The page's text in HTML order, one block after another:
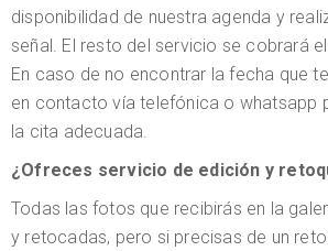
disponibilidad de nuestra agenda y
señal. El resto del servicio se cobrará
En caso de no encontrar la fecha que
en contacto vía telefónica o whatsapp
la cita adecuada.
¿Ofreces servicio de edición y
Todas las fotos que recibirás en la
y retocadas, pero si precisas de un